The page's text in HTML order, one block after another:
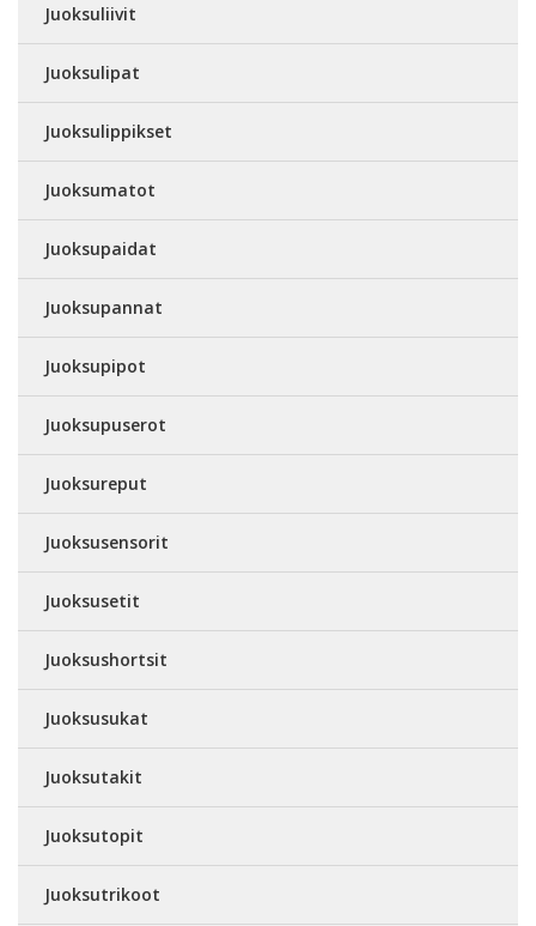
Juoksuliivit
Juoksulipat
Juoksulippikset
Juoksumatot
Juoksupaidat
Juoksupannat
Juoksupipot
Juoksupuserot
Juoksureput
Juoksusensorit
Juoksusetit
Juoksushortsit
Juoksusukat
Juoksutakit
Juoksutopit
Juoksutrikoot